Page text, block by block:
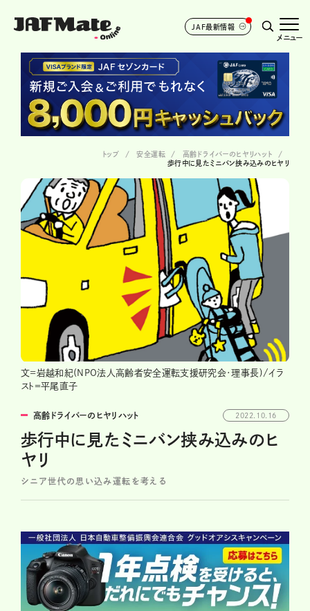
JAF最新情報
メニュー
トップ 安全運転
高齢ドライバーのヒヤリハット
歩行中に見たミニバン挟み込みのヒヤリ
文=岩越和紀(NPO法人高齢者安全運転支援研究会･理事長)/イラ
スト＝平尾直子
高齢ドライバーのヒヤリハット 2022.10.16
歩行中に見たミニバン挟み込みのヒ
ヤリ
シニア世代の思い込み運転を考える